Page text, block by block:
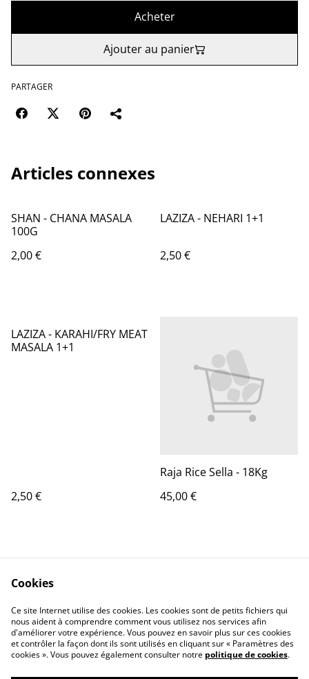
Acheter
Ajouter au panier
PARTAGER
Articles connexes
SHAN - CHANA MASALA
100G
2,00 €
LAZIZA - NEHARI 1+1
2,50 €
LAZIZA - KARAHI/FRY MEAT
MASALA 1+1
2,50 €
Raja Rice Sella - 18Kg
45,00 €
Contactez-nous
Conditions
Politique de
confidentialité
Politique de cookies
Cookies
Ce site Internet utilise des cookies. Les cookies sont de petits fichiers qui
nous aident à comprendre comment vous utilisez nos services afin
d'améliorer votre expérience. Vous pouvez en savoir plus sur ces cookies
et contrôler la façon dont ils sont utilisés en cliquant sur « Paramètres des
cookies ». Vous pouvez également consulter notre politique de cookies.